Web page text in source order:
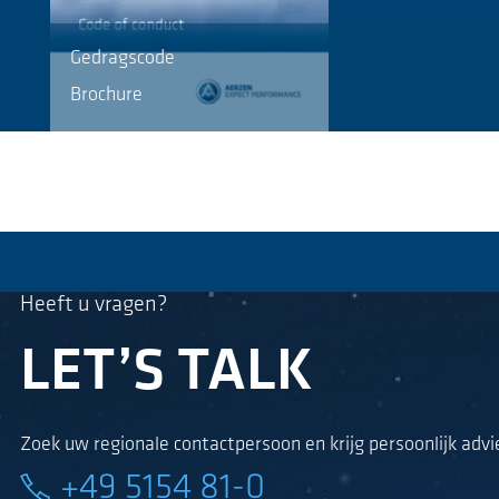
Gedragscode
Brochure
Heeft u vragen?
LET’S TALK
Zoek uw regionale contactpersoon en krijg persoonlijk
+49 5154 81-0